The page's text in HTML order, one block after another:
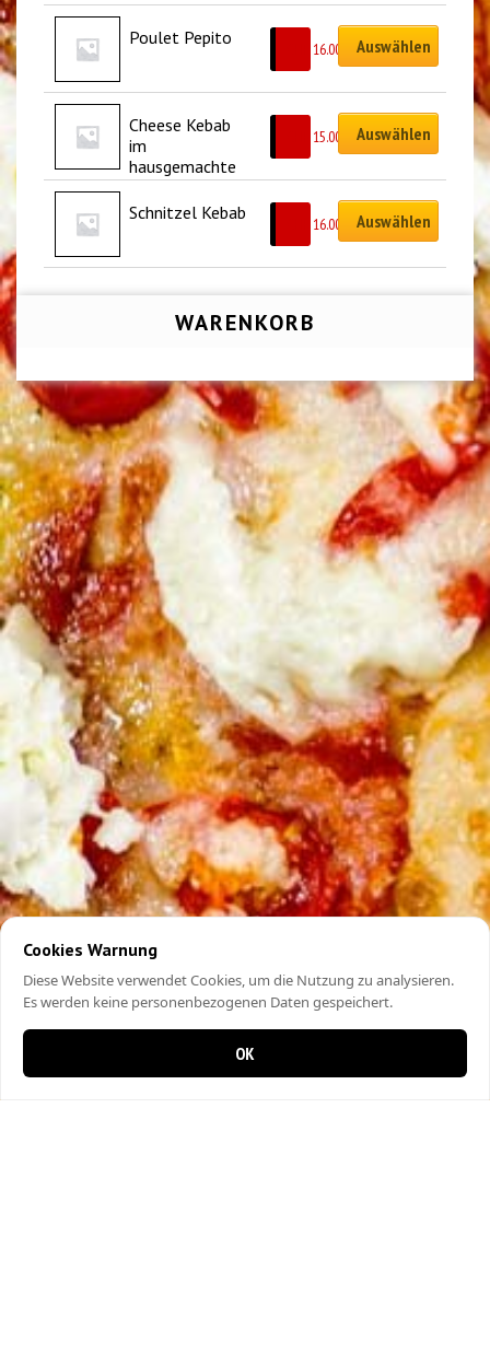
Poulet Pepito
16.00 Auswählen
Cheese Kebab
im
hausgemachte
m Taschenbrot
15.00 Auswählen
Schnitzel Kebab
16.00 Auswählen
WARENKORB
Cookies Warnung
Diese Website verwendet Cookies, um die Nutzung zu analysieren.
Es werden keine personenbezogenen Daten gespeichert.
OK